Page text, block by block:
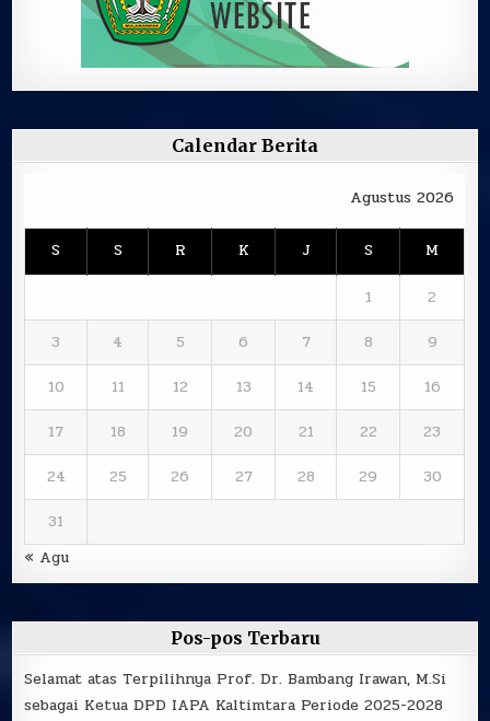
Calendar Berita
Agustus 2026
S S R K J S M
1
2
3
4 5 6 7 8
9
10
11 12 13 14 15
16
17
18 19 20 21 22
23
24
25 26 27 28 29
30
31
« Agu
Pos-pos Terbaru
Selamat atas Terpilihnya Prof. Dr. Bambang Irawan, M.Si
sebagai Ketua DPD IAPA Kaltimtara Periode 2025-2028